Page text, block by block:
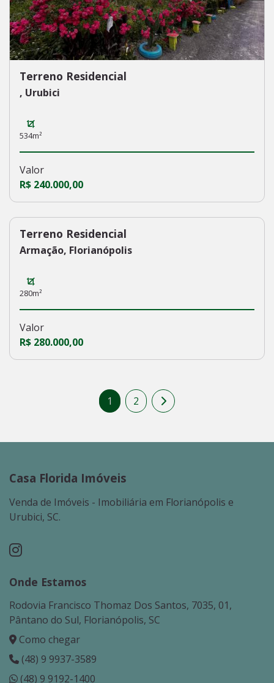
Terreno Residencial
, Urubici
534m²
Valor
R$ 240.000,00
161
Terreno Residencial
Armação, Florianópolis
280m²
Valor
R$ 280.000,00
1 2
Casa Florida Imóveis
Venda de Imóveis - Imobiliária em Florianópolis e
Urubici, SC.
Onde Estamos
Rodovia Francisco Thomaz Dos Santos, 7035, 01,
Pântano do Sul, Florianópolis, SC
Como chegar
(48) 9 9937-3589
(48) 9 9192-1400